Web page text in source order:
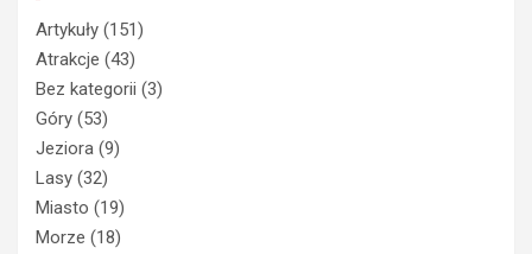
Artykuły (151)
Atrakcje (43)
Bez kategorii (3)
Góry (53)
Jeziora (9)
Lasy (32)
Miasto (19)
Morze (18)